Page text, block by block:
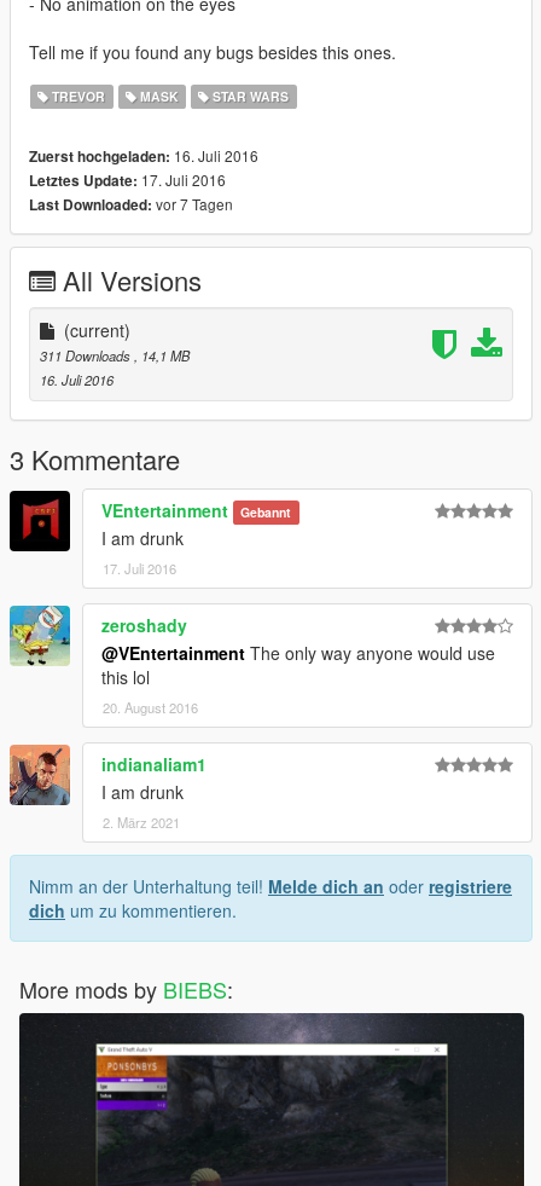
Tell me if you found any bugs besides this ones.
TREVOR MASK STAR WARS
Zuerst hochgeladen: 16. Juli 2016
Letztes Update: 17. Juli 2016
Last Downloaded: vor 7 Tagen
All Versions
(current)
311 Downloads
, 14,1 MB
16. Juli 2016
3 Kommentare
VEntertainment Gebannt
I am drunk
17. Juli 2016
zeroshady
@VEntertainment The only way anyone would use
this lol
20. August 2016
indianaliam1
I am drunk
2. März 2021
Nimm an der Unterhaltung teil! Melde dich an oder registriere
dich um zu kommentieren.
More mods by BIEBS: